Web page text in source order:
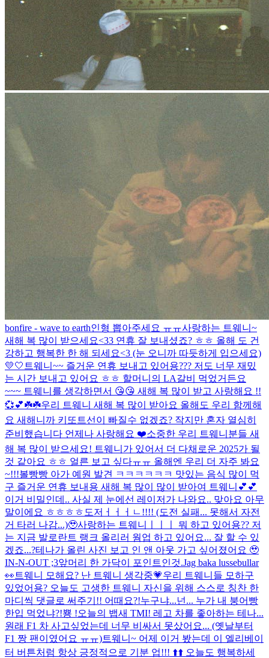
bonfire - wave to earth인형 뽑아주세요 ㅠㅠ사랑하는 트웨니~
새해 복 많이 받으세요<33 연휴 잘 보내셨죠? ㅎㅎ 올해 도 건
강하고 행복한 한 해 되세요<3 (눈 오니까 따듯하게 입으세요)
💛🤍 트웨니~~ 즐거운 연휴 보내고 있어용??? 저도 너무 재밌
는 시간 보내고 있어요 ㅎㅎ 할머니의 LA갈비 먹었거든요
~~~ 트웨니를 생각하면서 😘😘 새해 복 많이 받고 사랑해요 !!
💞💕☘️☘️우리 트웨니 새해 복 많이 받아요 올해도 우리 함께해
요 새해니까 키또트선이 빠질수 없겠죠? 작지만 혼자 열심히
준비했습니다 언제나 사랑해요 ❤️소중한 우리 트웨니분들 새
해 복 많이 받으세요! 트웨니가 있어서 더 다채로운 2025가 될
것 같아요 ㅎㅎ 얼른 보고 싶다ㅠㅠ 올해엔 우리 더 자주 봐요
~!!!볼빵빵 아가 예원 발견 ㅋㅋㅋㅋㅋㅋ 맛있는 음식 많이 먹
구 즐거운 연휴 보내용 새해 복 많이 많이 받아여 트웨니💕💕
이거 비밀인데.. 사실 제 눈에선 레이저가 나와요.. 맞아요 아무
말이에요 ㅎㅎㅎㅎ 도저ㅓㅓㅓㄴ!!!! (도전 실패... 못해서 자전
거 타러 나감...)🥹사랑하는 트웨니ㅣㅣㅣ 뭐 하고 있어용?? 저
는 지금 발로란트 랭크 올리러 웜업 하고 있어요... 잘 할 수 있
겠죠...?테나가 올린 사진 보고 인 앤 아웃 가고 싶어졌어요 🥹
IN-N-OUT ;3앞머리 한 가닥이 포인트인것.Jag baka lussebullar
👀 트웨니 모해요? 난 트웨니 생각중💗우리 트웨니들 모하구
있었어용? 오늘도 고생한 트웨니 자신을 위해 스스로 칭찬 한
마디씩 댓글로 써주기!! 어때요?!누구냐...넌... 누가 내 붕어빵
한입 먹었냐?!뿅 !오늘의 뱁새 TMI! 레고 차를 좋아하는 테나...
원래 F1 차 사고싶었는데 너무 비싸서 못샀어요... (옛날부터
F1 짱 팬이였어요 ㅠㅠ)트웨니~ 어제 이거 봤는데 이 엘리베이
터 버튼처럼 항상 긍정적으로 기분 업!!! ⬆️⬆️ 오늘도 행복하세